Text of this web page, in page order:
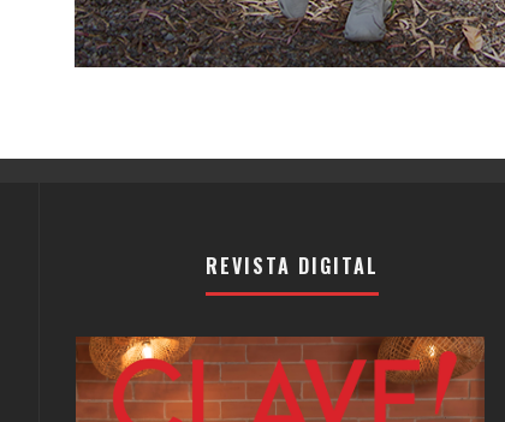
REVISTA DIGITAL